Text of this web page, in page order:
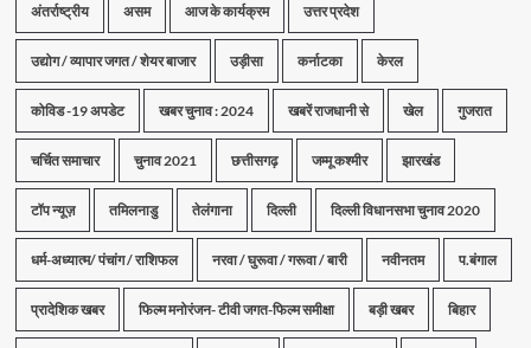
अंतर्राष्ट्रीय असम आज के कार्यक्रम उत्तर प्रदेश
उद्योग / व्यापार जगत / शेयर बाजार उड़ीसा कर्नाटका केरल
कोविड -19 अपडेट खबर चुनाव : 2024 खबरें राजधानी से खेल गुजरात
चर्चित समाचार चुनाव 2021 छत्तीसगढ़ जम्मू कश्मीर झारखंड
टॉप न्यूज़ तमिलनाडु तेलंगाना दिल्ली दिल्ली विधानसभा चुनाव 2020
धर्म-अध्यात्म/ पंचांग / राशिफल नरवा / घुरूवा / गरूवा / बारी नवीनतम प.बंगाल
प्रादेशिक खबर फिल्म मनोरंजन- टीवी जगत-फिल्म समीक्षा बड़ी खबर बिहार